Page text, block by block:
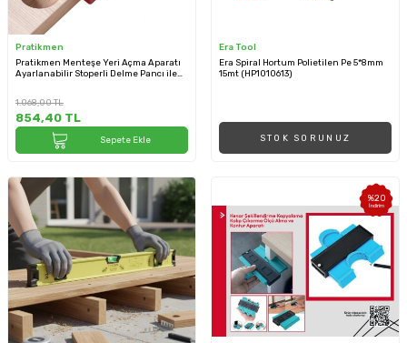
Pratikmen
Pratikmen Menteşe Yeri Açma Aparatı
Ayarlanabilir Stoperli Delme Pancı ile
1.068,00TL
854,40 TL
Sepete Ekle
Era Tool
Era Spiral Hortum Polietilen Pe 5*8mm
15mt (HP1010613)
STOK SORUNUZ
%20
İndirim